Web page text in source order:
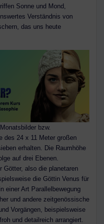
Sonne und Mond,
Verständnis von
das uns heute
bzw.
des 24 x 11 Meter großen
erhalten. Die Raumhöhe
auf drei Ebenen.
Götter, also die planetaren
die Göttin Venus für
einer Art Parallelbewegung
und andere zeitgenössische
Vorgängen, beispielsweise
und detailreich arrangiert.